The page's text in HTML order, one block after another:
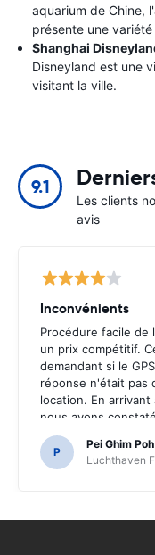
aquarium de Chine,
présente une
Shanghai
Disneyland est une
visitant la ville.
9.1
Les clients
avis
Inconvénients
Procédure facile de
un prix compétitif.
demandant si le
réponse n'était pas
location. En
nous avons
était équipée du
terrible si nous
un GPS car il était
P
Pei Ghim Poh
Luchthaven